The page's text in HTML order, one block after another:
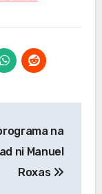
na
ni Manuel
Roxas